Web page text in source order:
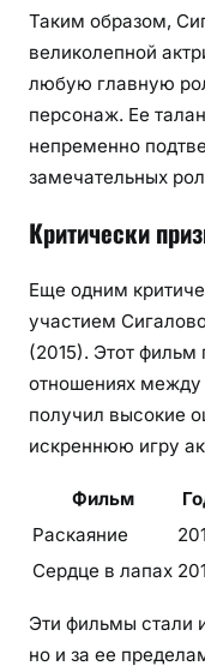
Таким образом,
великолепной
любую главную
персонаж. Ее
непременно
замечательных
Критически
Еще одним
участием
(2015). Этот фильм
отношениях
получил высокие
искреннюю игру
Фильм
Раскаяние
Сердце в лапах
Эти фильмы стали
но и за ее